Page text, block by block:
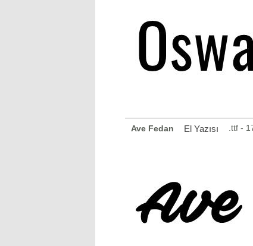
Ave Fedan El Yazısı .ttf -